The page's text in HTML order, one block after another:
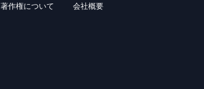
著作権について 会社概要